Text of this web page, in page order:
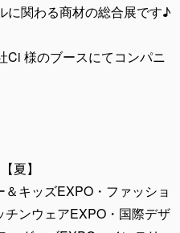
に関わる商材の総合展です♪
Ci 様のブースにてコンパニ
夏】
キッズEXPO・ファッショ
ンウェアEXPO・国際デザ